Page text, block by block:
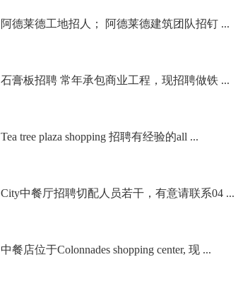
阿德莱德工地招人； 阿德莱德建筑团队招钉 ...
石膏板招聘 常年承包商业工程，现招聘做铁 ...
Tea tree plaza shopping 招聘有经验的all ...
City中餐厅招聘切配人员若干，有意请联系04 ...
中餐店位于Colonnades shopping center, 现 ...